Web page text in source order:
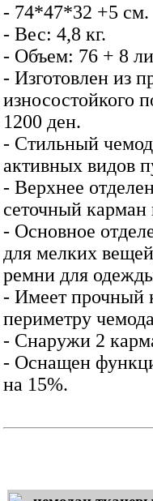
- 74*47*32 +5 см.
- Вес: 4,8 кг.
- Объем: 76 + 8
- Изготовлен из
износостойкого
1200 ден.
- Стильный
активных видов
- Верхнее
сеточный
- Основное
для мелких
ремни для
- Имеет прочный
периметру
- Снаружи 2
- Оснащен
на 15%.